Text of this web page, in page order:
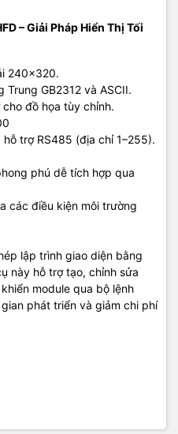
– Giải Pháp Hiển Thị Tối
240×320.
Trung GB2312 và ASCII.
cho đồ họa tùy chỉnh.
hỗ trợ RS485 (địa chỉ 1–255).
phú dễ tích hợp qua
các điều kiện môi trường
lập trình giao diện bằng
này hỗ trợ tạo, chỉnh sửa
module qua bộ lệnh
phát triển và giảm chi phí